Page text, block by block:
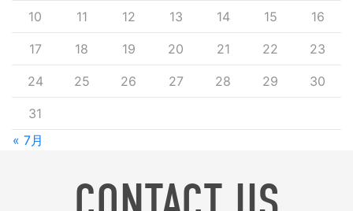
« 7月
10 11 12 13 14 15 16
17 18 19 20 21 22 23
24 25 26 27 28 29 30
31